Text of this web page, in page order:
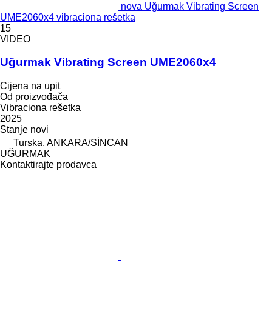
nova Uğurmak Vibrating Screen
UME2060x4 vibraciona rešetka
15
VIDEO
Uğurmak Vibrating Screen UME2060x4
Cijena na upit
Od proizvođača
Vibraciona rešetka
2025
Stanje novi
Turska, ANKARA/SİNCAN
UĞURMAK
Kontaktirajte prodavca